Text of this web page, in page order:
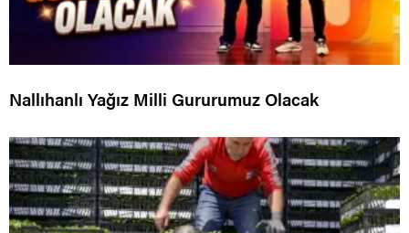
Nallıhanlı Yağız Milli Gururumuz Olacak